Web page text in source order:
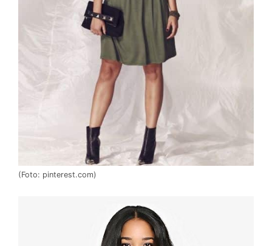
(Foto: pinterest.com)